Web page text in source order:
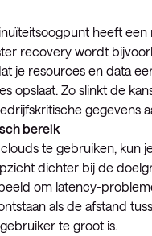
heeft een
recovery wordt
je resources en data
opslaat. Zo slinkt de
gegevens
bereik
te gebruiken, kun
dichter bij de
om latency-
als de afstand
te groot is.